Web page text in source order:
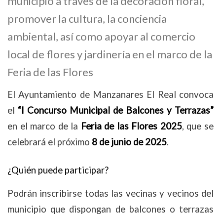
promover la cultura, la conciencia
ambiental, así como apoyar al comercio
local de flores y jardinería en el marco de la
Feria de las Flores
El Ayuntamiento de Manzanares El Real convoca
el “I Concurso Municipal de Balcones y Terrazas”
en el marco de la Feria de las Flores 2025, que se
celebrará el próximo 8 de junio de 2025.
¿Quién puede participar?
Podrán inscribirse todas las vecinas y vecinos del
municipio que dispongan de balcones o terrazas